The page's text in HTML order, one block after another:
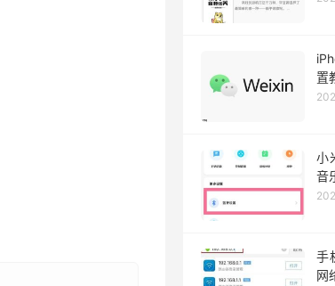
置
小
音
手
网